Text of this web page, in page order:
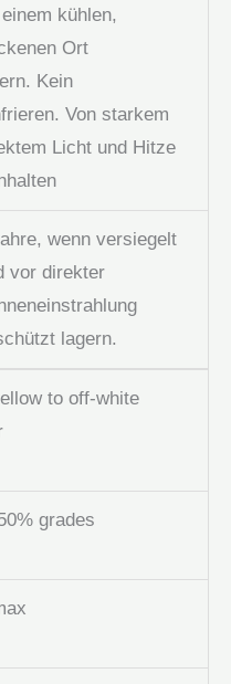
kühlen,
Ort
Kein
Von starkem
Licht und Hitze
wenn versiegelt
vor direkter
lagern.
to off-white
grades